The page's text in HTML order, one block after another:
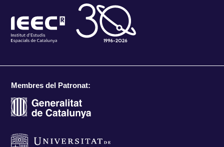
Membres del Patronat: